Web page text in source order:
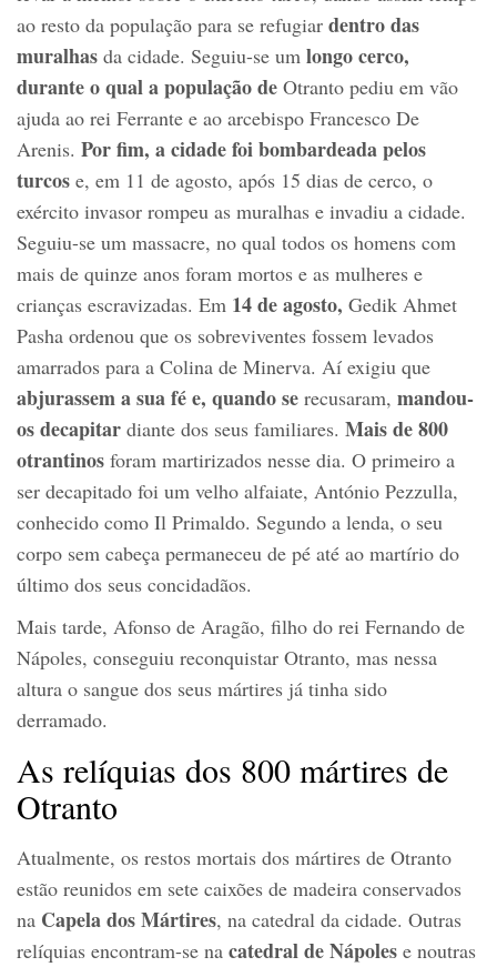
ao resto da população para se refugiar dentro das
muralhas da cidade. Seguiu-se um longo cerco,
durante o qual a população de Otranto pediu em vão
ajuda ao rei Ferrante e ao arcebispo Francesco De
Arenis. Por fim, a cidade foi bombardeada pelos
turcos e, em 11 de agosto, após 15 dias de cerco, o
exército invasor rompeu as muralhas e invadiu a cidade.
Seguiu-se um massacre, no qual todos os homens com
mais de quinze anos foram mortos e as mulheres e
crianças escravizadas. Em 14 de agosto, Gedik Ahmet
Pasha ordenou que os sobreviventes fossem levados
amarrados para a Colina de Minerva. Aí exigiu que
abjurassem a sua fé e, quando se recusaram, mandou-
os decapitar diante dos seus familiares. Mais de 800
otrantinos foram martirizados nesse dia. O primeiro a
ser decapitado foi um velho alfaiate, António Pezzulla,
conhecido como Il Primaldo. Segundo a lenda, o seu
corpo sem cabeça permaneceu de pé até ao martírio do
último dos seus concidadãos.
Mais tarde, Afonso de Aragão, filho do rei Fernando de
Nápoles, conseguiu reconquistar Otranto, mas nessa
altura o sangue dos seus mártires já tinha sido
derramado.
As relíquias dos 800 mártires de
Otranto
Atualmente, os restos mortais dos mártires de Otranto
estão reunidos em sete caixões de madeira conservados
na Capela dos Mártires, na catedral da cidade. Outras
relíquias encontram-se na catedral de Nápoles e noutras